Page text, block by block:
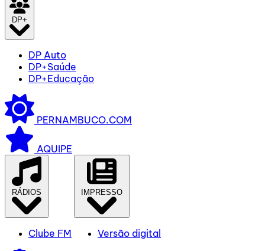
DP+
DP Auto
DP+Saúde
DP+Educação
PERNAMBUCO.COM
AQUIPE
RÁDIOS
Clube FM
IMPRESSO
Versão digital